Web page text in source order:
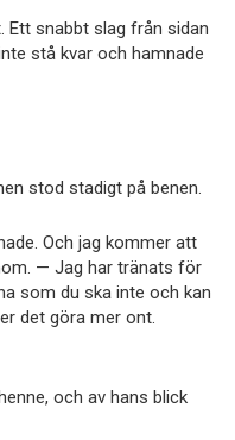
Ett snabbt slag från sidan
stå kvar och hamnade
stod stadigt på benen.
Och jag kommer att
— Jag har tränats för
som du ska inte och kan
det göra mer ont.
och av hans blick